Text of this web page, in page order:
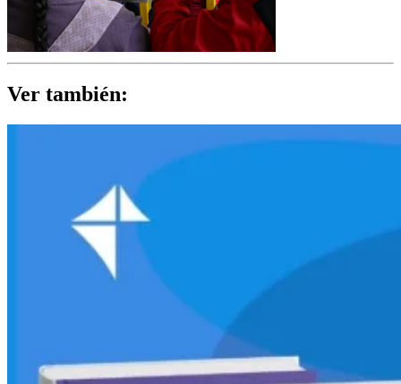
Ver también: